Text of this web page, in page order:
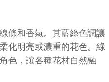
條和香氣。其藍綠色調讓
化明亮或濃重的花色。綠
色，讓各種花材自然融